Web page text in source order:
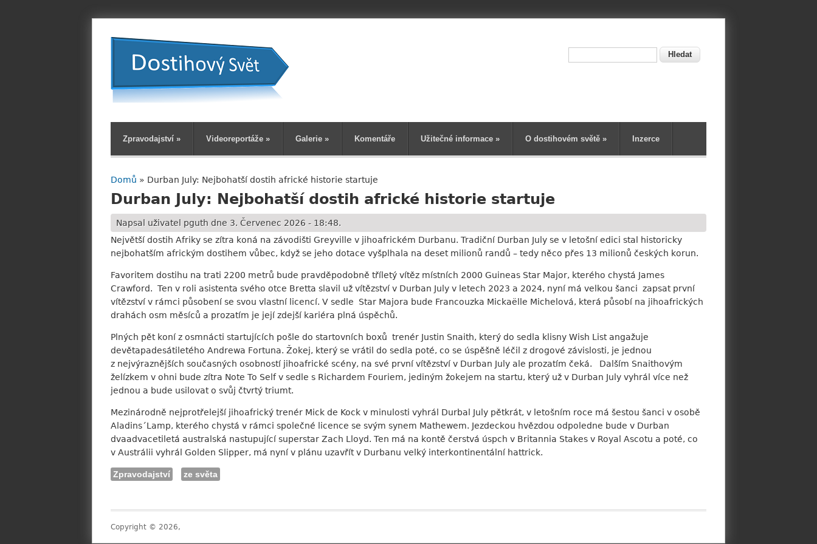
Zpravodajství » Videoreportáže » Galerie » Komentáře Užitečné informace » O dostihovém světě » Inzerce
Jste zde
Domů » Durban July: Nejbohatší dostih africké historie startuje
Durban July: Nejbohatší dostih africké historie startuje
Napsal uživatel pguth dne 3. Červenec 2026 - 18:48.
Největší dostih Afriky se zítra koná na závodišti Greyville v jihoafrickém Durbanu. Tradiční Durban July se v letošní edici stal historicky
nejbohatším africkým dostihem vůbec, když se jeho dotace vyšplhala na deset milionů randů – tedy něco přes 13 milionů českých korun.
Favoritem dostihu na trati 2200 metrů bude pravděpodobně tříletý vítěz místních 2000 Guineas Star Major, kterého chystá James
Crawford. Ten v roli asistenta svého otce Bretta slavil už vítězství v Durban July v letech 2023 a 2024, nyní má velkou šanci zapsat první
vítězství v rámci působení se svou vlastní licencí. V sedle Star Majora bude Francouzka Mickaëlle Michelová, která působí na jihoafrických
drahách osm měsíců a prozatím je její zdejší kariéra plná úspěchů.
Plných pět koní z osmnácti startujících pošle do startovních boxů trenér Justin Snaith, který do sedla klisny Wish List angažuje
devětapadesátiletého Andrewa Fortuna. Žokej, který se vrátil do sedla poté, co se úspěšně léčil z drogové závislosti, je jednou
z nejvýraznějších současných osobností jihoafrické scény, na své první vítězství v Durban July ale prozatím čeká. Dalším Snaithovým
želízkem v ohni bude zítra Note To Self v sedle s Richardem Fouriem, jediným žokejem na startu, který už v Durban July vyhrál více než
jednou a bude usilovat o svůj čtvrtý triumt.
Mezinárodně nejprotřelejší jihoafrický trenér Mick de Kock v minulosti vyhrál Durbal July pětkrát, v letošním roce má šestou šanci v osobě
Aladins´Lamp, kterého chystá v rámci společné licence se svým synem Mathewem. Jezdeckou hvězdou odpoledne bude v Durban
dvaadvacetiletá australská nastupující superstar Zach Lloyd. Ten má na kontě čerstvá úspch v Britannia Stakes v Royal Ascotu a poté, co
v Austrálii vyhrál Golden Slipper, má nyní v plánu uzavřít v Durbanu velký interkontinentální hattrick.
Zpravodajství ze světa
Copyright © 2026,